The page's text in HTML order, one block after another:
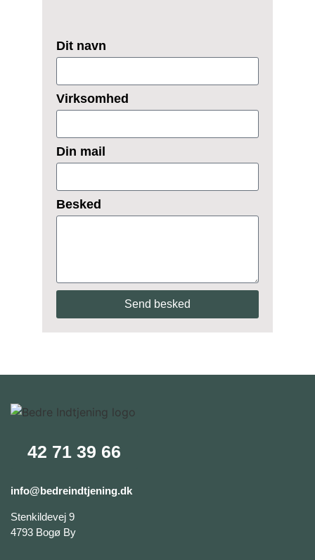
Dit navn
Virksomhed
Din mail
Besked
Send besked
42 71 39 66
info@bedreindtjening.dk
Stenkildevej 9
4793 Bogø By